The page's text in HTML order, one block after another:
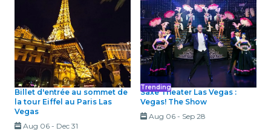
Billet d'entrée au sommet de
la tour Eiffel au Paris Las
Vegas
Aug 06- Dec 31
Trending
Saxe Theater Las Vegas :
Vegas! The Show
Aug 06- Sep 28